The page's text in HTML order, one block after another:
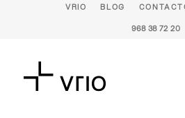
VRIO BLOG
968 38 72 20